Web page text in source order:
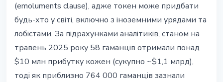
(emoluments clause), адже токен може придбати
будь-хто у світі, включно з іноземними урядами та
лобістами. За підрахунками аналітиків, станом на
травень 2025 року 58 гаманців отримали понад
$10 млн прибутку кожен (сукупно ~$1,1 млрд),
тоді як приблизно 764 000 гаманців зазнали